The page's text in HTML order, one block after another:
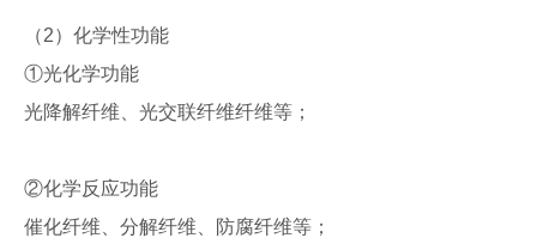
（2）化学性功能
①光化学功能
光降解纤维、光交联纤维纤维等；
②化学反应功能
催化纤维、分解纤维、防腐纤维等；